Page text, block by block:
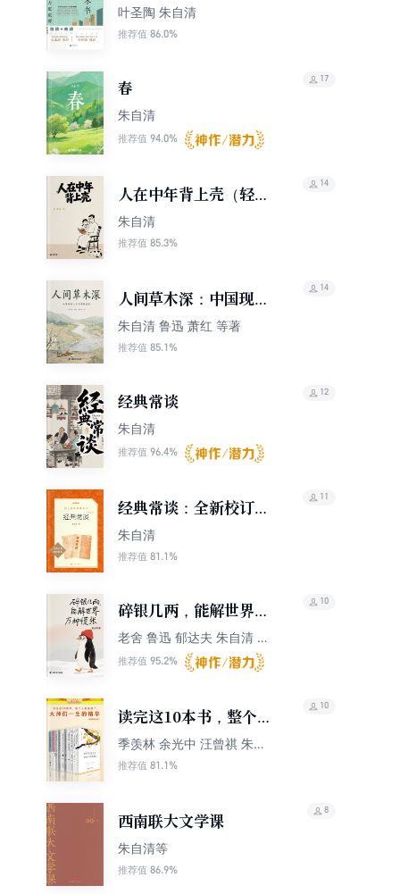
法比努力更重要
（2021版）
叶圣陶 朱自清
推荐值 86.0%
春
朱自清
推荐值 94.0%
17
人在中年背上壳（轻经
典）
朱自清
推荐值 85.3%
14
人间草木深：中国现代
文学名篇精选集
朱自清 鲁迅 萧红 等著
推荐值 85.1%
14
经典常谈
朱自清
推荐值 96.4%
12
经典常谈：全新校订版
（语文阅读推荐丛书）
朱自清
推荐值 81.1%
11
碎银几两，能解世界万
种慌张
老舍 鲁迅 郁达夫 朱自清 萧
红等
推荐值 95.2%
10
读完这10本书，整个人
都通透了（全10册）
季羡林 余光中 汪曾祺 朱光
潜 老舍 朱自清 鲁迅
推荐值 81.1%
10
西南联大文学课
朱自清等
推荐值 86.9%
8